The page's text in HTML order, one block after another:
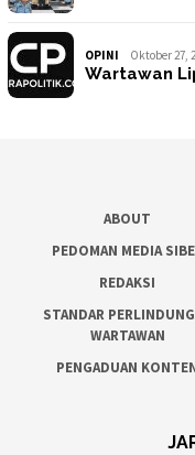
OPINI Oktober 27,
Wartawan
ABOUT
PEDOMAN MEDIA
REDAKSI
STANDAR
WARTAWAN
PENGADUAN